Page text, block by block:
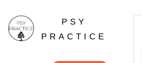
PSY
PRACTICE